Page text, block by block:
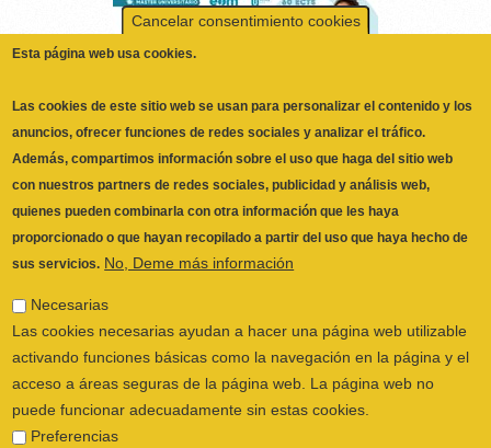
ILUSTRE COLEGIO OFICIAL DE
FISIOTERAPEUTAS DE LA COMUNIDAD
CALLE SAN VICENTE Nº 61,2º-2ª. CÓDIGO
POSTAL 46002 VALENCIA, ESPAÑA
POLÍTICA PRIVACIDAD|AVISO LEGAL|
POLÍTICA DE COOKIES|CANAL DEL
Esta página web usa cookies.
Las cookies de este sitio web se usan para personalizar el contenido y los
Además, compartimos información sobre el uso que haga del sitio web
con nuestros partners de redes sociales, publicidad y análisis web,
quienes pueden combinarla con otra información que les haya
proporcionado o que hayan recopilado a partir del uso que haya hecho de
sus servicios.
No, Deme más información
Necesarias
activando funciones básicas como la navegación en la página y el
acceso a áreas seguras de la página web. La página web no
puede funcionar adecuadamente sin estas cookies.
Preferencias
Las cookies de preferencias permiten a la página web recordar